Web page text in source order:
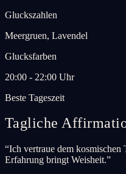
Gluckszahlen
Meergruen, Lavendel
Glucksfarben
20:00 - 22:00 Uhr
Beste Tageszeit
Tagliche
“Ich vertraue dem kosmischen
Erfahrung bringt Weisheit.”